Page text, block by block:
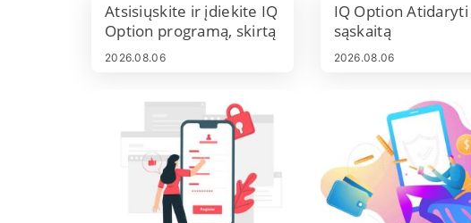
Atsisiųskite ir įdiekite IQ
Option programą, skirtą
nešiojamam
(„Windows“, „MacOS“)
2026.08.06
IQ Option Atidaryti
sąskaitą
2026.08.06